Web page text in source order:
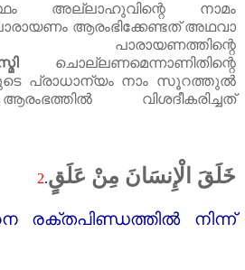
അല്ലാഹുവിന്റെ നാമം
ആരംഭിക്കേണ്ടത്‌ അഥവാ
ചൊല്ലണമെന്നാണിതിന്റെ
പ്രാധാന്യം നാം സൂറത്തുൽ
വിശദീകരിച്ചത്‌
2.خَلَقَ الْإِنسَانَ مِنْ عَلَقٍ
നിന്ന്